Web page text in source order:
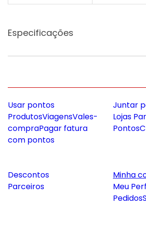
Especificações
Usar pontos
ProdutosViagensVales-
compraPagar fatura
com pontos
Juntar
Lojas
Pontos
Descontos
Parceiros
Minha
Meu
Pedidos